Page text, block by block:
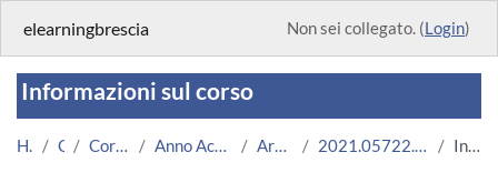
elearningbrescia Non sei collegato. (Login)
Informazioni sul corso
Home Corsi Corsi Istituzionali Anno Accademico 2021/2022 Area Ingegneria 2021.05722.2019.99.A004570.N0_5350 Introduzione